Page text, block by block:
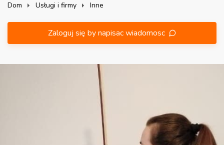
Dom Usługi i firmy Inne
Zaloguj się by napisac wiadomosc